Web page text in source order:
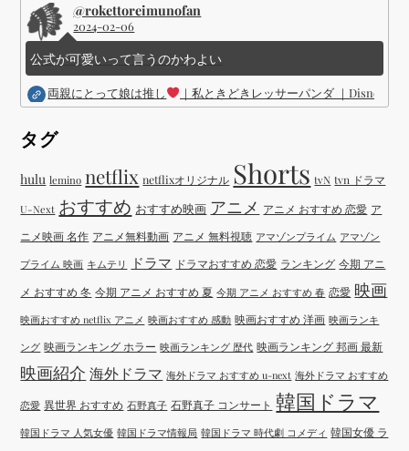
@rokettoreimunofan
2024-02-06
公式が可愛いって言うのかわよい
両親にとって娘は推し ｜私ときどきレッサーパンダ ｜Disney (
タグ
hulu lemino netflix netflixオリジナル Shorts tvN tvn ドラマ
U-Next おすすめ おすすめ映画 アニメ アニメ おすすめ 恋愛 ア
ニメ映画 名作 アニメ無料動画 アニメ 無料視聴 アマゾンプライム アマゾン
プライム 映画 キムテリ ドラマ ドラマおすすめ 恋愛 ランキング 今期 アニ
メ おすすめ 冬 今期 アニメ おすすめ 夏 今期 アニメ おすすめ 春 恋愛 映画
映画おすすめ netflix アニメ 映画おすすめ 感動 映画おすすめ 洋画 映画ランキ
ング 映画ランキング ホラー 映画ランキング 歴代 映画ランキング 邦画 最新
映画紹介 海外ドラマ 海外ドラマ おすすめ u-next 海外ドラマ おすすめ
恋愛 異世界 おすすめ 石野真子 石野真子 コンサート 韓国ドラマ
韓国ドラマ 人気女優 韓国ドラマ情報局 韓国ドラマ 時代劇 コメディ 韓国女優 ラ